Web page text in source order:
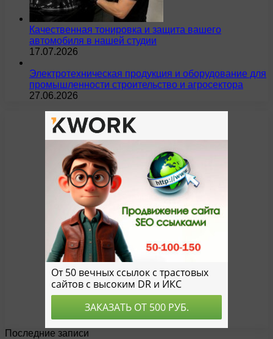
Качественная тонировка и защита вашего
автомобиля в нашей студии
17.07.2026
Электротехническая продукция и оборудование для
промышленности строительство и агросектора
27.06.2026
Последние записи